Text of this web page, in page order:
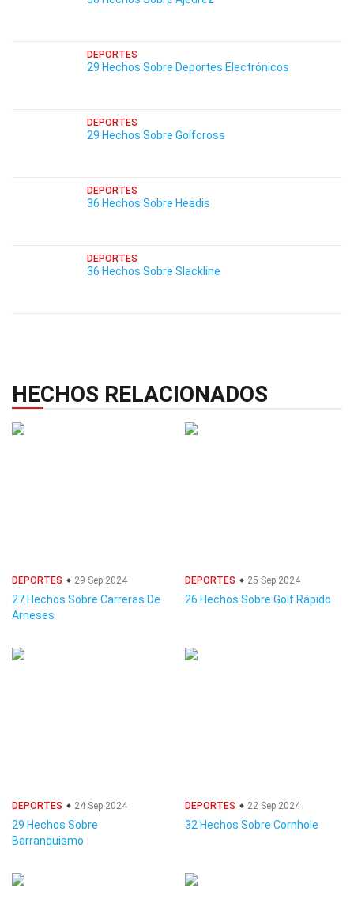
DEPORTES
29 Hechos Sobre Deportes Electrónicos
DEPORTES
29 Hechos Sobre Golfcross
DEPORTES
36 Hechos Sobre Headis
DEPORTES
36 Hechos Sobre Slackline
HECHOS RELACIONADOS
DEPORTES 29 Sep 2024
27 Hechos Sobre Carreras De
Arneses
DEPORTES 25 Sep 2024
26 Hechos Sobre Golf Rápido
DEPORTES 24 Sep 2024
29 Hechos Sobre
Barranquismo
DEPORTES 22 Sep 2024
32 Hechos Sobre Cornhole